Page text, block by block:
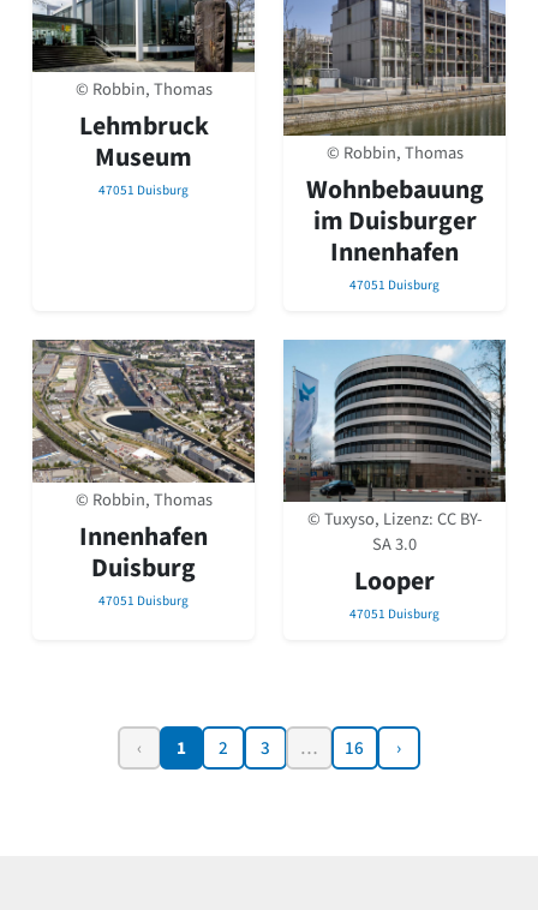
© Robbin, Thomas
Lehmbruck
Museum
47051 Duisburg
© Robbin, Thomas
Wohnbebauung
im Duisburger
Innenhafen
47051 Duisburg
© Robbin, Thomas
Innenhafen
Duisburg
47051 Duisburg
© Tuxyso, Lizenz:CC BY-
SA 3.0
Looper
47051 Duisburg
‹ 1 2 3 … 16 ›